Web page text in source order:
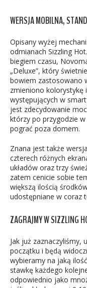
WERSJA MOBILNA,
Opisany wyżej
odmianach Sizzling
biegiem czasu,
„Deluxe”, który
bowiem zastosowano
zmieniono
występujących w
jest zdecydowanie
którzy po przygodzie
pograć poza domem.
Znana jest także
czterech różnych
układów oraz trzy
zatem cenicie sobie
większą ilością
udostępniane w coraz
ZAGRAJMY W SIZZLING
Jak już zaznaczyliśmy,
początku i będą
wybieramy na jaką
stawkę każdego
odpowiednio jako